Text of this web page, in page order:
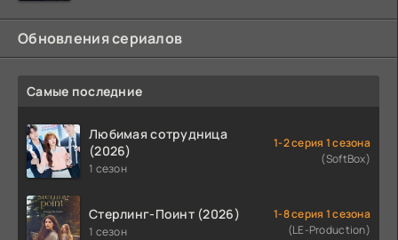
Обновления сериалов
Самые последние
Любимая сотрудница
(2026)
1 сезон
1-2 серия 1 сезона
(SoftBox)
Стерлинг-Поинт (2026)
1 сезон
1-8 серия 1 сезона
(LE-Production)